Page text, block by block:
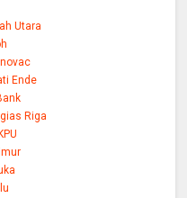
Utara
Ende
Riga